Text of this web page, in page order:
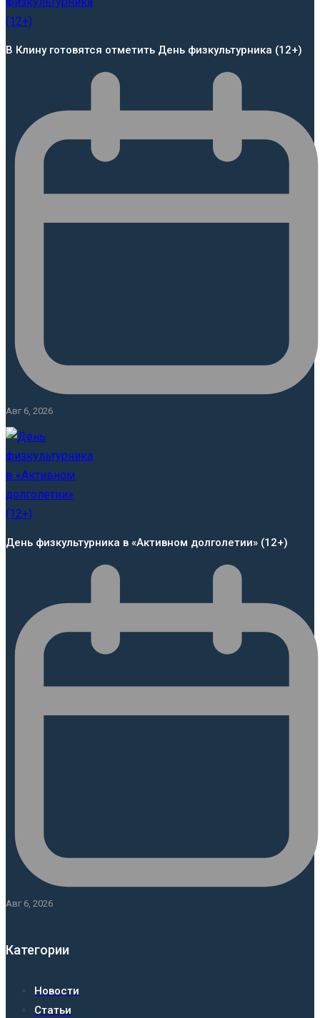
В Клину готовятся отметить День физкультурника (12+)
Авг 6, 2026
День физкультурника в «Активном долголетии» (12+)
Авг 6, 2026
Категории
Новости
Статьи